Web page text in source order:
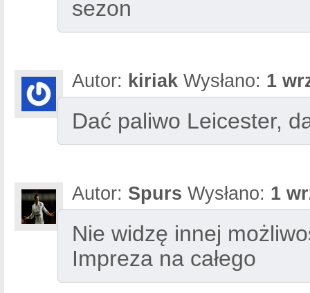
sezon
Autor: kiriak Wysłano: 1
Dać paliwo Leicester,
Autor: Spurs Wysłano: 1
Nie widzę innej
Impreza na całego